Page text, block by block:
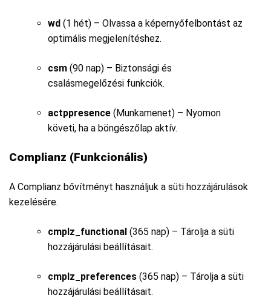
wd (1 hét) – Olvassa a képernyőfelbontást az
optimális megjelenítéshez.
csm (90 nap) – Biztonsági és
csalásmegelőzési funkciók.
actppresence (Munkamenet) – Nyomon
követi, ha a böngészőlap aktív.
Complianz (Funkcionális)
A Complianz bővítményt használjuk a süti hozzájárulások
kezelésére.
cmplz_functional (365 nap) – Tárolja a süti
hozzájárulási beállításait.
cmplz_preferences (365 nap) – Tárolja a süti
hozzájárulási beállításait.